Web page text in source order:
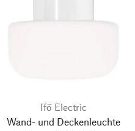
Ifö Electric
Wand- und Deckenleuchte